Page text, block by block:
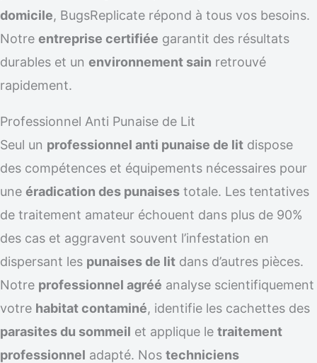
domicile, BugsReplicate répond à tous vos besoins.
Notre entreprise certifiée garantit des résultats
durables et un environnement sain retrouvé
rapidement.
Professionnel Anti Punaise de Lit
Seul un professionnel anti punaise de lit dispose
des compétences et équipements nécessaires pour
une éradication des punaises totale. Les tentatives
de traitement amateur échouent dans plus de 90%
des cas et aggravent souvent l’infestation en
dispersant les punaises de lit dans d’autres pièces.
Notre professionnel agréé analyse scientifiquement
votre habitat contaminé, identifie les cachettes des
parasites du sommeil et applique le traitement
professionnel adapté. Nos techniciens